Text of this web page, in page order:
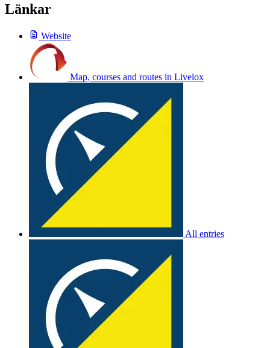
Länkar
Website
Map, courses and routes in Livelox
All entries